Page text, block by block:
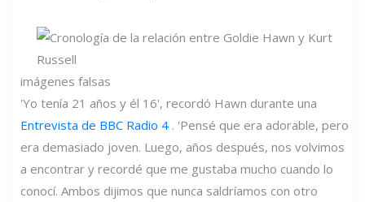
imágenes falsas
'Yo tenía 21 años y él 16', recordó Hawn durante una
Entrevista de BBC Radio 4 . 'Pensé que era adorable, pero
era demasiado joven. Luego, años después, nos volvimos
a encontrar y recordé que me gustaba mucho cuando lo
conocí. Ambos dijimos que nunca saldríamos con otro